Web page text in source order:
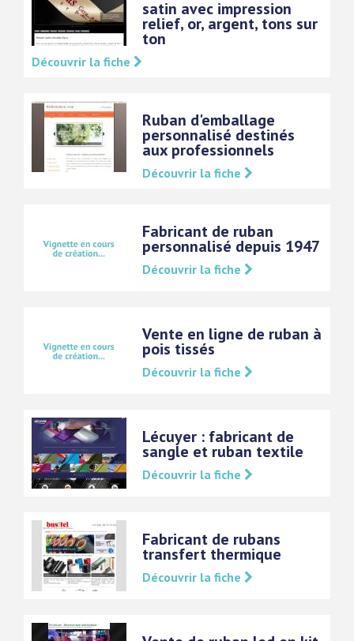
satin avec impression
relief, or, argent, tons sur
ton
Découvrir la fiche
Ruban d'emballage
personnalisé destinés
aux professionnels
Découvrir la fiche
Fabricant de ruban
personnalisé depuis 1947
Découvrir la fiche
Vente en ligne de ruban à
pois tissés
Découvrir la fiche
Lécuyer : fabricant de
sangle et ruban textile
Découvrir la fiche
Fabricant de rubans
transfert thermique
Découvrir la fiche